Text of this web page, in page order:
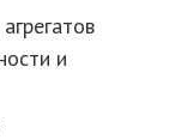
и